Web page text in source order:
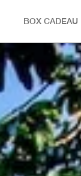
BOX CADEAU